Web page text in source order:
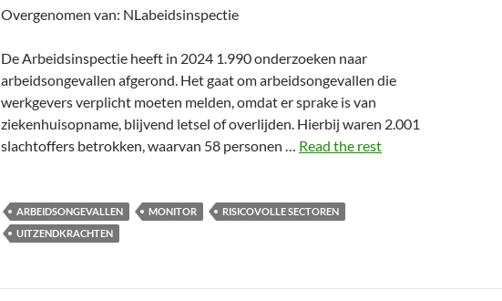
Overgenomen van: NLabeidsinspectie
De Arbeidsinspectie heeft in 2024 1.990 onderzoeken naar
arbeidsongevallen afgerond. Het gaat om arbeidsongevallen die
werkgevers verplicht moeten melden, omdat er sprake is van
ziekenhuisopname, blijvend letsel of overlijden. Hierbij waren 2.001
slachtoffers betrokken, waarvan 58 personen … Read the rest
ARBEIDSONGEVALLEN MONITOR
RISICOVOLLE SECTOREN
UITZENDKRACHTEN